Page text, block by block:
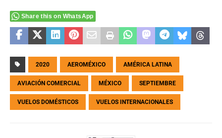
Share this on WhatsApp
2020 AEROMÉXICO AMÉRICA LATINA
AVIACIÓN COMERCIAL MÉXICO SEPTIEMBRE
VUELOS DOMÉSTICOS VUELOS INTERNACIONALES